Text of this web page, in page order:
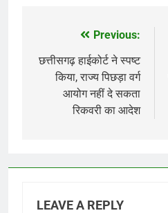
navigation
Previous:
छत्तीसगढ़ हाईकोर्ट ने स्पष्ट
किया, राज्य पिछड़ा वर्ग
आयोग नहीं दे सकता
रिकवरी का आदेश
LEAVE A REPLY